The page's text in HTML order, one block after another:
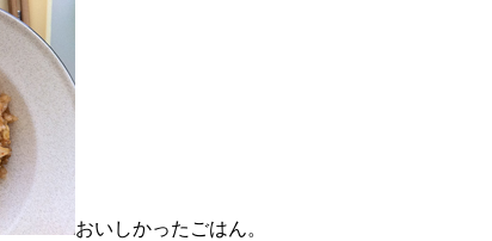
おいしかったごはん。